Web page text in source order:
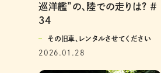
巡洋艦”の、陸での走りは? ＃
34
その旧車、レンタルさせてください
2026.01.28